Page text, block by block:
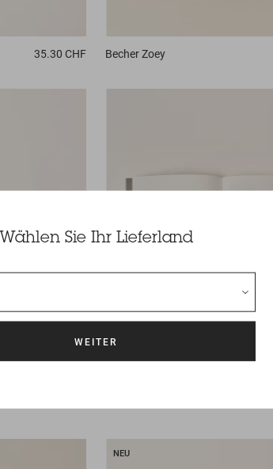
35.30 CHF BecherZoey
NEU
Wählen Sie Ihr Lieferland